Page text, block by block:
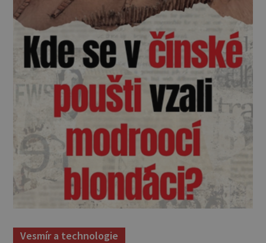
Vesmír a technologie